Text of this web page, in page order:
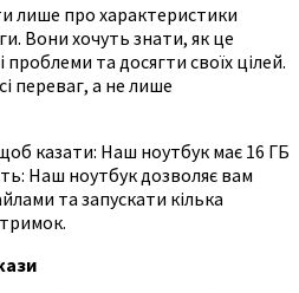
лише про характеристики
Вони хочуть знати, як це
та досягти своїх цілей.
переваг, а не лише
казати: Наш ноутбук має 16 ГБ
Наш ноутбук дозволяє вам
та запускати кілька